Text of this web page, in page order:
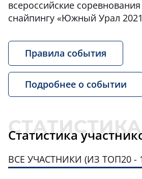
всероссийские
снайпингу «Южный Урал
Правила события
Подробнее о событии
Статистика
ВСЕ УЧАСТНИКИ (ИЗ ТОП20 -